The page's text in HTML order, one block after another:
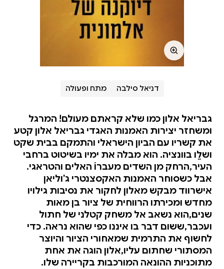
דניאל סילבה מתח ופעולה
גבריאל אלון כמו שלא קראתם מעולם! המרגל
ומשחזר יצירות האמנות האגדי גבריאל אלון קטע
את קשריו עם הביון הישראלי והתמקם בבית שקט
ושלֵו בוונציה. הוא מבלה את ימיו בשיטוט ברחבי
העיר,הרחק מן השדים מעברוֹ האלים והטראגי.
אבל כשסוחר האמנות האקסצנטרי ג'וליאן
אישרווד מבקש מאלון לחקור את נסיבות גילויו
מחדש ומכירתו הרווחית של ציור בן מאות
שנים,הוא נשאב אל משחק קטלני של חתול
ועכבר,ששום דבר בו איננו כפי שהוא נראה. כדי
לחשוף את התרמית שמאחורי הציור והיוצר
המסתורי שחתום עליו,אלון הוגה את אחת
מתוכניות ההונאה המורכבות בקריירה שלו.